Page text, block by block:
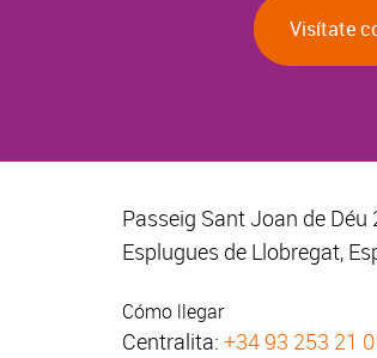
Visítate
Passeig Sant Joan de Déu
Esplugues de Llobregat,
Cómo llegar
Centralita: +34 93 253 21